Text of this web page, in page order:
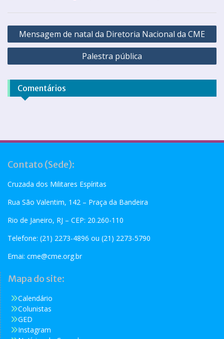
Mensagem de natal da Diretoria Nacional da CME
Palestra pública
Comentários
Contato (Sede):
Cruzada dos Militares Espíritas
Rua São Valentim, 142 – Praça da Bandeira
Rio de Janeiro, RJ – CEP: 20.260-110
Telefone: (21) 2273-4896 ou (21) 2273-5790
Emai: cme@cme.org.br
Mapa do site:
Calendário
Colunistas
GED
Instagram